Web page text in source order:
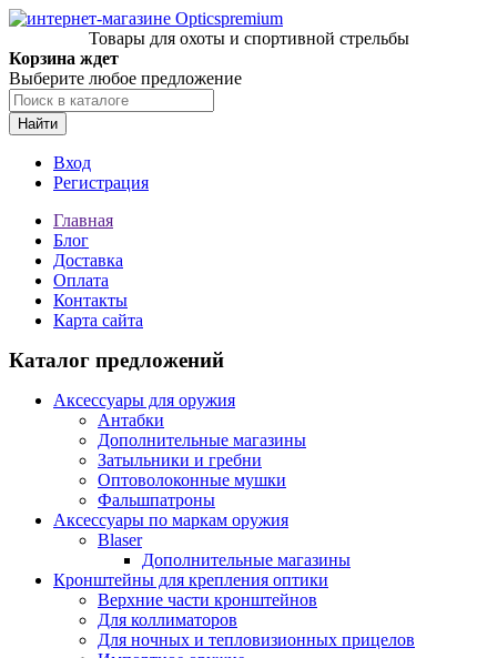
Товары для охоты и спортивной стрельбы
Корзина ждет
Выберите любое предложение
Найти
Вход
Регистрация
Главная
Блог
Доставка
Оплата
Контакты
Карта сайта
Каталог предложений
Аксессуары для оружия
Антабки
Дополнительные магазины
Затыльники и гребни
Оптоволоконные мушки
Фальшпатроны
Аксессуары по маркам оружия
Blaser
Дополнительные магазины
Кронштейны для крепления оптики
Верхние части кронштейнов
Для коллиматоров
Для ночных и тепловизионных прицелов